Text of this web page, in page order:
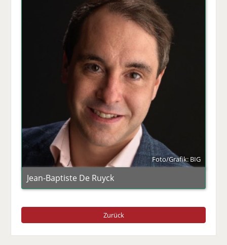
Foto/Grafik: BIG
Jean-Baptiste De Ruyck
Zurück